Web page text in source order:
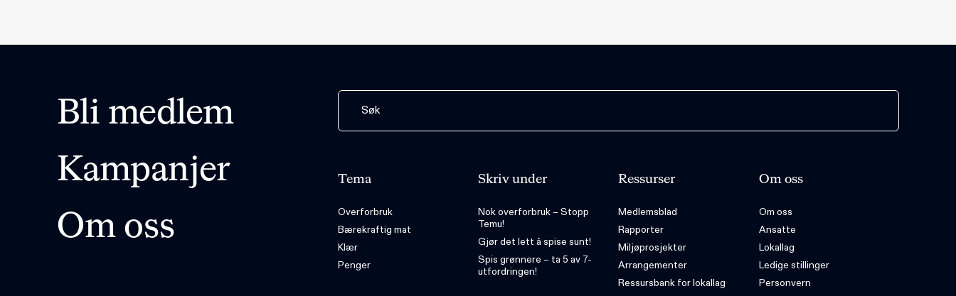
Bli medlem
Kampanjer
Om oss
Tema
Overforbruk
Bærekraftig mat
Klær
Penger
Skriv under
Nok overforbruk – Stopp
Temu!
Gjør det lett å spise sunt!
Spis grønnere – ta 5 av 7-
utfordringen!
Ressurser
Medlemsblad
Rapporter
Miljøprosjekter
Arrangementer
Ressursbank for lokallag
Om oss
Om oss
Ansatte
Lokallag
Ledige stillinger
Personvern